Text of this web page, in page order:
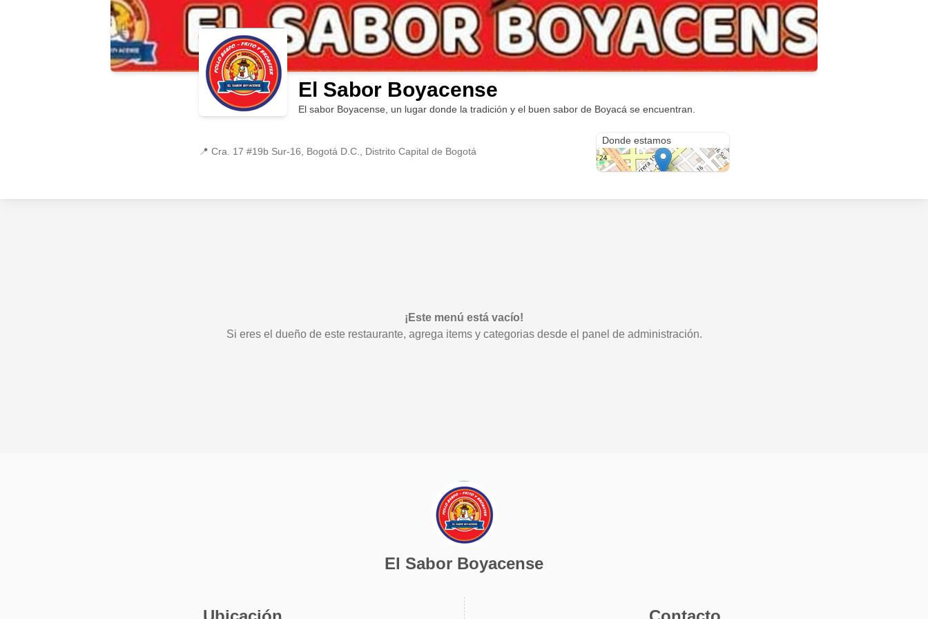
El Sabor Boyacense
El sabor Boyacense, un lugar donde la tradición y el buen sabor de Boyacá se encuentran.
📍 Cra. 17 #19b Sur-16, Bogotá D.C., Distrito Capital de Bogotá
Donde estamos
¡Este menú está vacío!
Si eres el dueño de este restaurante, agrega items y categorias desde el panel de administración.
El Sabor Boyacense